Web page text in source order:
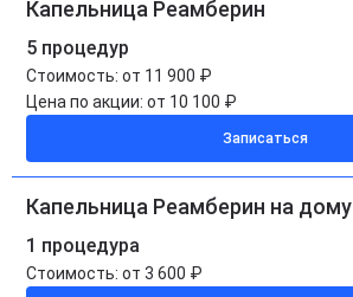
Капельница Реамберин
5 процедур
Стоимость: от 11 900 ₽
Цена по акции: от 10 100 ₽
Записаться
Капельница Реамберин на дому
1 процедура
Стоимость: от 3 600 ₽